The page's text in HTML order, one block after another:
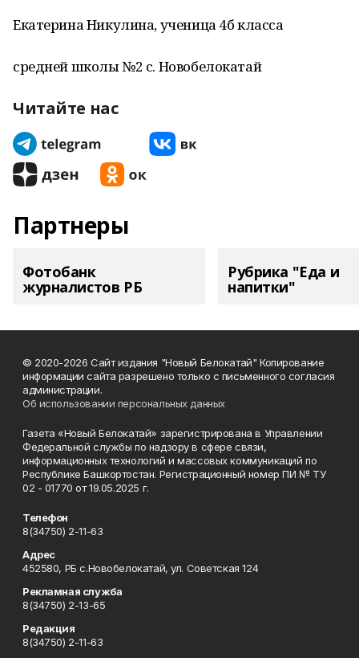
Екатерина Никулина, ученица 4б класса
средней школы №2 с. Новобелокатай
Читайте нас
Партнеры
Фотобанк
журналистов РБ
Рубрика "Еда и
напитки"
© 2020-2026 Сайт издания "Новый Белокатай" Копирование
информации сайта разрешено только с письменного согласия
администрации.
Об использовании персональных данных
Газета «Новый Белокатай» зарегистрирована в Управлении
Федеральной службы по надзору в сфере связи,
информационных технологий и массовых коммуникаций по
Республике Башкортостан. Регистрационный номер ПИ № ТУ
02 - 01770 от 19.05.2025 г.
Телефон
8(34750) 2-11-63
Адрес
452580, РБ с.Новобелокатай, ул. Советская 124
Рекламная служба
8(34750) 2-13-65
Редакция
8(34750) 2-11-63